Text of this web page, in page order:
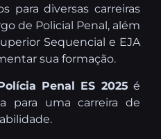
para diversas carreiras
de Policial Penal, além
Sequencial e EJA
sua formação.
Penal ES 2025 é
para uma carreira de